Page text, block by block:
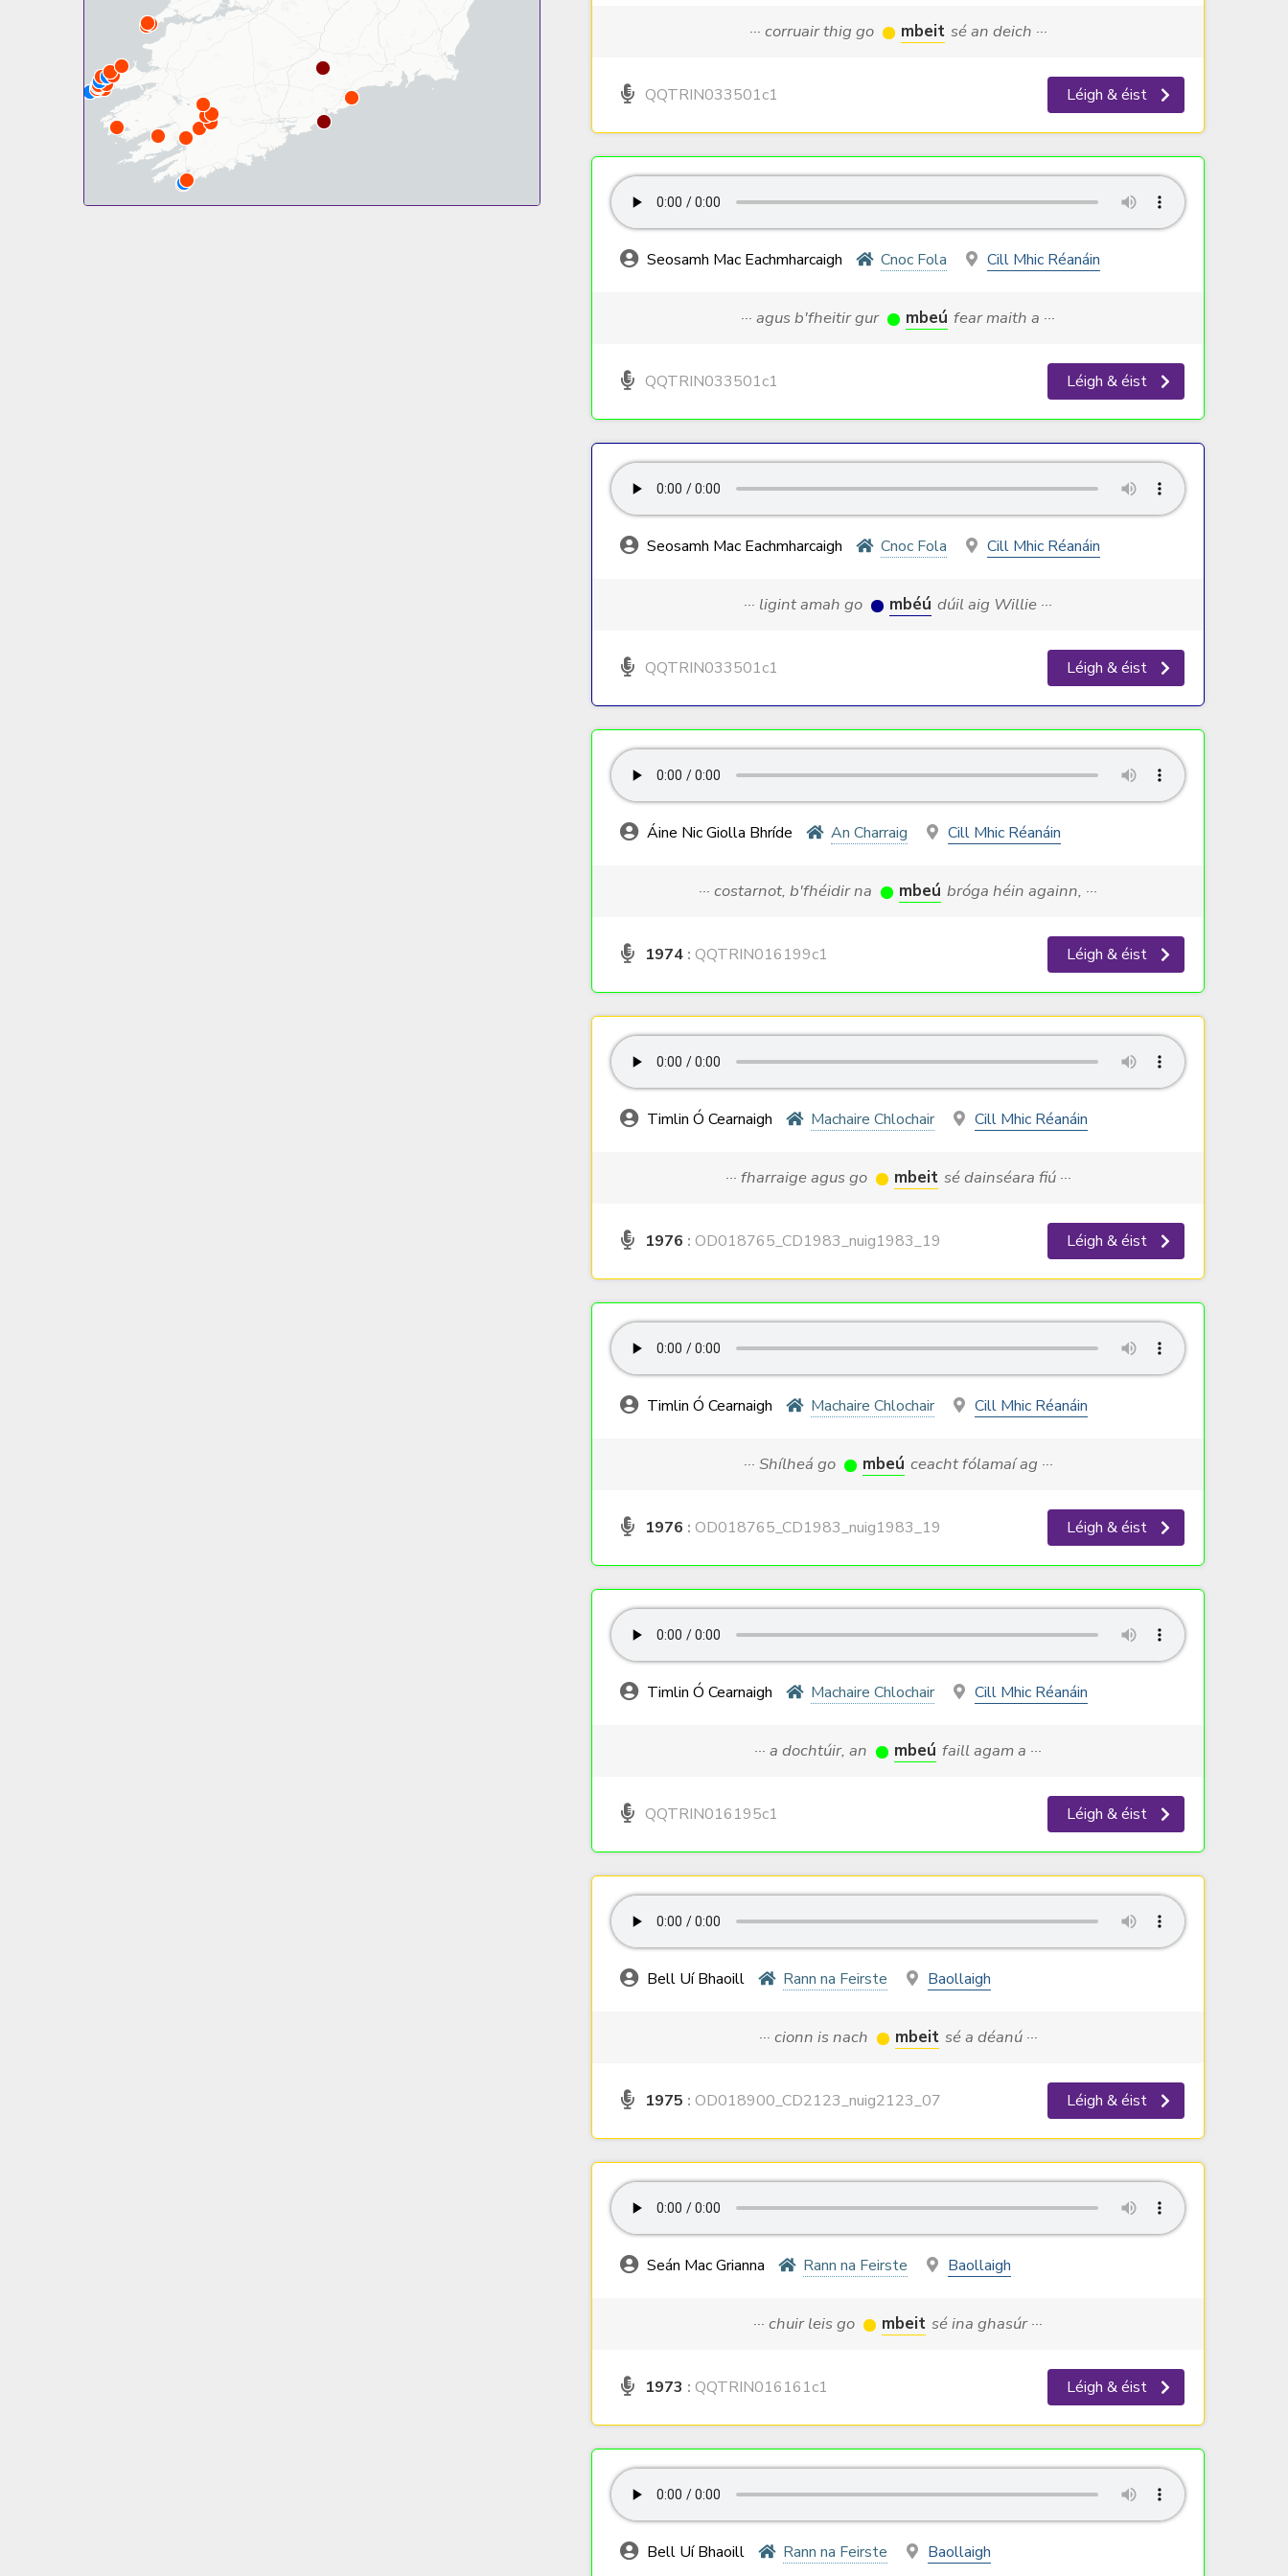
··· corruair thig go mbeit sé an deich ···
QQTRIN033501c1 Léigh & éist
Seosamh Mac Eachmharcaigh Cnoc Fola Cill Mhic Réanáin
··· agus b'fheitir gur mbeú fear maith a ···
QQTRIN033501c1 Léigh & éist
Seosamh Mac Eachmharcaigh Cnoc Fola Cill Mhic Réanáin
··· ligint amah go mbéú dúil aig Willie ···
QQTRIN033501c1 Léigh & éist
Áine Nic Giolla Bhríde An Charraig Cill Mhic Réanáin
··· costarnot, b'fhéidir na mbeú bróga héin againn, ···
1974 : QQTRIN016199c1 Léigh & éist
Timlin Ó Cearnaigh Machaire Chlochair Cill Mhic Réanáin
··· fharraige agus go mbeit sé dainséara fiú ···
1976 : OD018765_CD1983_nuig1983_19 Léigh & éist
Timlin Ó Cearnaigh Machaire Chlochair Cill Mhic Réanáin
··· Shílheá go mbeú ceacht fólamaí ag ···
1976 : OD018765_CD1983_nuig1983_19 Léigh & éist
Timlin Ó Cearnaigh Machaire Chlochair Cill Mhic Réanáin
··· a dochtúir, an mbeú faill agam a ···
QQTRIN016195c1 Léigh & éist
Bell Uí Bhaoill Rann na Feirste Baollaigh
··· cionn is nach mbeit sé a déanú ···
1975 : OD018900_CD2123_nuig2123_07 Léigh & éist
Seán Mac Grianna Rann na Feirste Baollaigh
··· chuir leis go mbeit sé ina ghasúr ···
1973 : QQTRIN016161c1 Léigh & éist
Bell Uí Bhaoill Rann na Feirste Baollaigh